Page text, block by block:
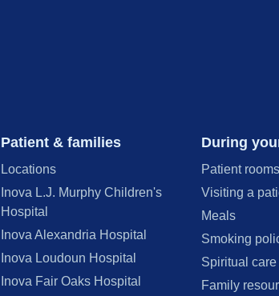
Patient & families
Locations
Inova L.J. Murphy Children's
Hospital
Inova Alexandria Hospital
Inova Loudoun Hospital
Inova Fair Oaks Hospital
During
Patient rooms
Visiting a
Meals
Smoking
Spiritual care
Family